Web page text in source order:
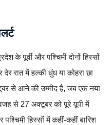
के पूर्वी और पश्चिमी दोनों हिस्सों
रात में हल्की धुंध या कोहरा छा
से आने की उम्मीद है, जब एक नया
वजह से 27 अक्टूबर को पूरे यूपी में
हिस्सों में कहीं-कहीं बारिश